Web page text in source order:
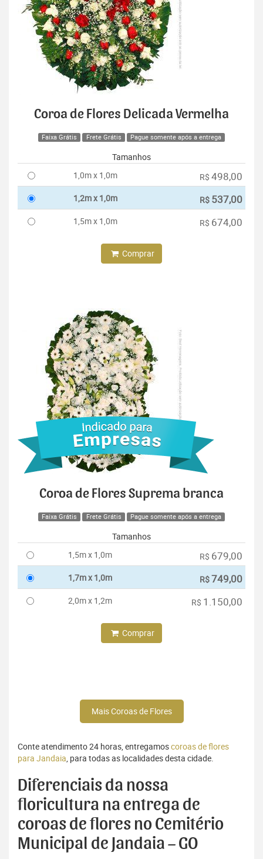
Coroa de Flores Delicada Vermelha
Faixa Grátis Frete Grátis Pague somente após a entrega
Tamanhos
1,0m x 1,0m
R$ 498,00
1,2m x 1,0m R$ 537,00
1,5m x 1,0m R$ 674,00
Comprar
Coroa de Flores Suprema branca
Faixa Grátis Frete Grátis Pague somente após a entrega
Tamanhos
1,5m x 1,0m
R$ 679,00
1,7m x 1,0m R$749,00
2,0m x 1,2m R$ 1.150,00
Comprar
Mais Coroas de Flores
Conte atendimento 24 horas, entregamoscoroas de flores
para Jandaia, para todas as localidades desta cidade.
Diferenciais da nossa
floricultura na entrega de
coroas de flores no Cemitério
Municipal de Jandaia – GO